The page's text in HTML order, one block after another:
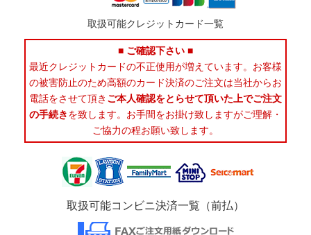
取扱可能クレジットカード一覧
■ ご確認下さい ■
最近クレジットカードの不正使用が増えています。お客様
の被害防止のため高額のカード決済のご注文は当社からお
電話をさせて頂き ご本人確認をとらせて頂いた上でご注文
の手続きを致します。お手間をお掛け致しますがご理解・
ご協力の程お願い致します。
取扱可能コンビニ決済一覧（前払）